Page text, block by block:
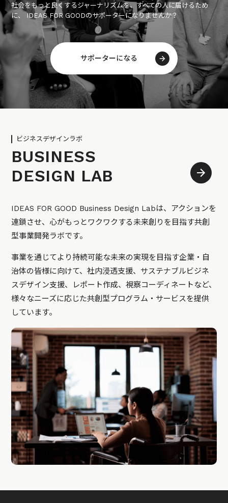
社会をもっと良くするジャーナリズムを、すべての人に届けるため
に、 IDEAS FOR GOODのサポーターになりませんか？
サポーターになる
ビジネスデザインラボ
BUSINESS
DESIGN LAB
IDEAS FOR GOOD Business Design Labは、アクションを
連鎖させ、心がもっとワクワクする未来創りを目指す共創
型事業開発ラボです。
事業を通じてより持続可能な未来の実現を目指す企業・自
治体の皆様に向けて、社内浸透支援、サステナブルビジネ
スデザイン支援、レポート作成、視察コーディネートなど、
様々なニーズに応じた共創型プログラム・サービスを提供
しています。